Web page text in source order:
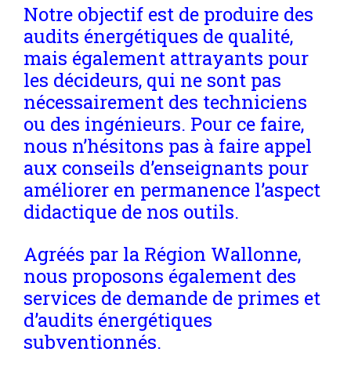
Notre objectif est de produire des
audits énergétiques de qualité,
mais également attrayants pour
les décideurs, qui ne sont pas
nécessairement des techniciens
ou des ingénieurs. Pour ce faire,
nous n’hésitons pas à faire appel
aux conseils d’enseignants pour
améliorer en permanence l’aspect
didactique de nos outils.
Agréés par la Région Wallonne,
nous proposons également des
services de demande de primes et
d’audits énergétiques
subventionnés.